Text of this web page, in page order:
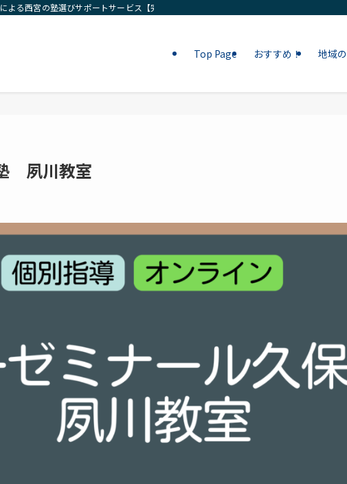
る西宮の塾選びサポートサービス【完全無料相談】
Top Page おすすめ！ 地域
夙川教室